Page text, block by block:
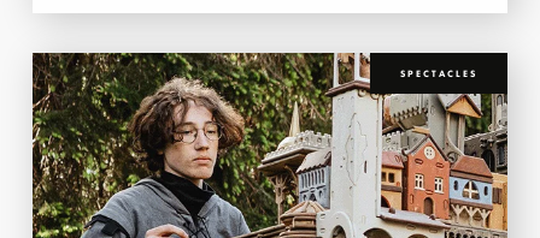
SPECTACLES